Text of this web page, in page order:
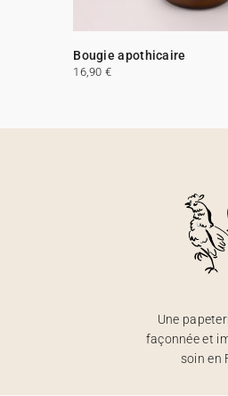
Bougie apothicaire
16,90 €
Une
façonnée et
soin en